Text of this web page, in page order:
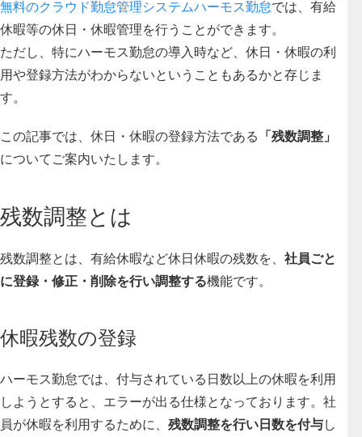
無料のクラウド勤怠管理システムハーモス勤怠では、有給
休​​暇等の休日・休暇管理を行うことができます。
ただし、特にハーモス勤怠の導入時など、休日・休暇の利
用や登録方法がわからないということもあるかと存じま
す。
この記事では、休日・休暇の登録方法である 「残数調整」
についてご案内いたします。
残数調整とは
残数調整とは、有給休暇など休日休暇の残数を、 社員ごと
に登録・修正・削除を行い調整する機能です。
休暇残数の登録
ハーモス勤怠では、付与されている日数以上の休暇を利用
しようとすると、エラーが出る仕様となっております。社
員が休暇を利用するために、 残数調整を行い日数を付与し